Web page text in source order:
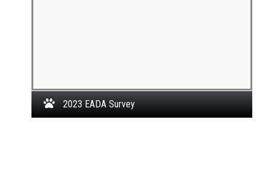
2023 EADA Survey